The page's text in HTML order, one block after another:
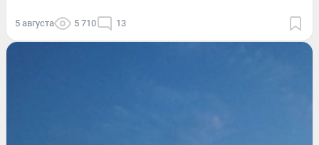
5 августа 5 710 13